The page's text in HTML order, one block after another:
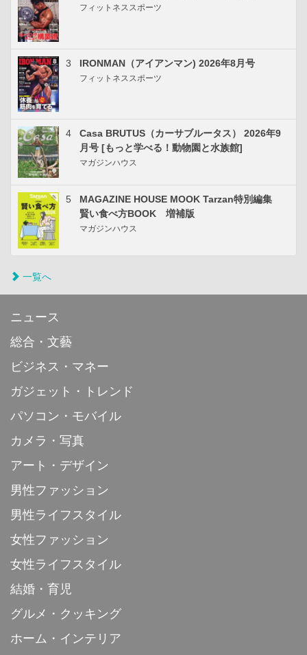
フィットネススポーツ
3 IRONMAN（アイアンマン) 2026年8月号
フィットネススポーツ
4
Casa BRUTUS（カーサブルータス） 2026年9
月号 [もっと学べる！動物園と水族館]
マガジンハウス
5
MAGAZINE HOUSE MOOK Tarzan特別編集
賢い食べ方BOOK 増補版
マガジンハウス
一覧へ
ニュース
総合・文藝
ビジネス・マネー
ガジェット・トレンド
パソコン・モバイル
カメラ・写真
アート・デザイン
男性ファッション
男性ライフスタイル
女性ファッション
女性ライフスタイル
結婚・育児
グルメ・クッキング
ホーム・インテリア